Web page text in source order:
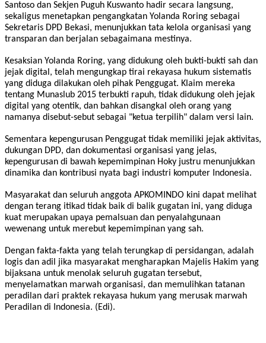
Santoso dan Sekjen Puguh Kuswanto hadir secara langsung,
sekaligus menetapkan pengangkatan Yolanda Roring sebagai
Sekretaris DPD Bekasi, menunjukkan tata kelola organisasi yang
transparan dan berjalan sebagaimana mestinya.
Kesaksian Yolanda Roring, yang didukung oleh bukti-bukti sah dan
jejak digital, telah mengungkap tirai rekayasa hukum sistematis
yang diduga dilakukan oleh pihak Penggugat. Klaim mereka
tentang Munaslub 2015 terbukti rapuh, tidak didukung oleh jejak
digital yang otentik, dan bahkan disangkal oleh orang yang
namanya disebut-sebut sebagai "ketua terpilih" dalam versi lain.
Sementara kepengurusan Penggugat tidak memiliki jejak aktivitas,
dukungan DPD, dan dokumentasi organisasi yang jelas,
kepengurusan di bawah kepemimpinan Hoky justru menunjukkan
dinamika dan kontribusi nyata bagi industri komputer Indonesia.
Masyarakat dan seluruh anggota APKOMINDO kini dapat melihat
dengan terang itikad tidak baik di balik gugatan ini, yang diduga
kuat merupakan upaya pemalsuan dan penyalahgunaan
wewenang untuk merebut kepemimpinan yang sah.
Dengan fakta-fakta yang telah terungkap di persidangan, adalah
logis dan adil jika masyarakat mengharapkan Majelis Hakim yang
bijaksana untuk menolak seluruh gugatan tersebut,
menyelamatkan marwah organisasi, dan memulihkan tatanan
peradilan dari praktek rekayasa hukum yang merusak marwah
Peradilan di Indonesia. (Edi).